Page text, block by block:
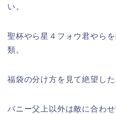
い。
聖杯やら星４フォウ君やら
類。
福袋の分け方を見て絶望した
バニー父上以外は敵に合わ